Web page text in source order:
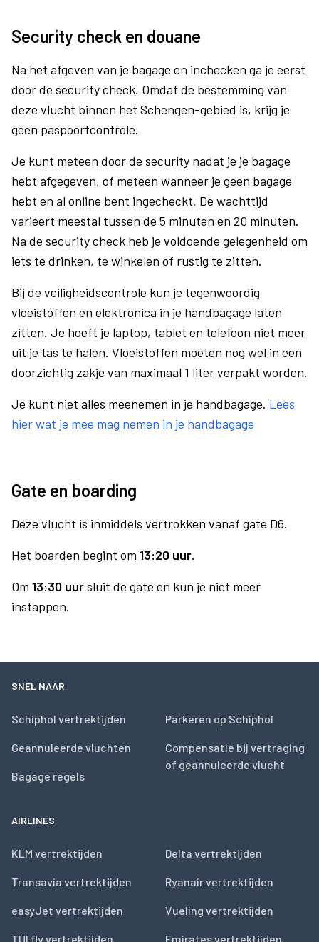
Security check en douane
Na het afgeven van je bagage en inchecken ga je eerst
door de security check. Omdat de bestemming van
deze vlucht binnen het Schengen-gebied is, krijg je
geen paspoortcontrole.
Je kunt meteen door de security nadat je je bagage
hebt afgegeven, of meteen wanneer je geen bagage
hebt en al online bent ingecheckt. De wachttijd
varieert meestal tussen de 5 minuten en 20 minuten.
Na de security check heb je voldoende gelegenheid om
iets te drinken, te winkelen of rustig te zitten.
Bij de veiligheidscontrole kun je tegenwoordig
vloeistoffen en elektronica in je handbagage laten
zitten. Je hoeft je laptop, tablet en telefoon niet meer
uit je tas te halen. Vloeistoffen moeten nog wel in een
doorzichtig zakje van maximaal 1 liter verpakt worden.
Je kunt niet alles meenemen in je handbagage. Lees
hier wat je mee mag nemen in je handbagage
Gate en boarding
Deze vlucht is inmiddels vertrokken vanaf gate D6.
Het boarden begint om 13:20 uur.
Om 13:30 uursluit de gate en kun je niet meer
instappen.
SNEL NAAR
Schiphol vertrektijden
Geannuleerde vluchten
Bagage regels
Parkeren op Schiphol
Compensatie bij vertraging
of geannuleerde vlucht
AIRLINES
KLM vertrektijden
Transavia vertrektijden
easyJet vertrektijden
TUI fly vertrektijden
Delta vertrektijden
Ryanair vertrektijden
Vueling vertrektijden
Emirates vertrektijden